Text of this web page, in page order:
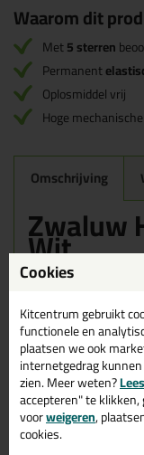
Waarom dit
Met5 sterren
Permanent
Oplosmiddel vrij
Hoge
Omschrijving
Zwaluw
Wit
Zoek je kit in een
toepassingen. Een
verwerken is.
gegarandeerd een
in kleur Wit vandaag
morgen in huis.
Wil je meer weten
product?Lees alles
Cookies
Kitcentrum gebruikt
functionele en
plaatsen we ook
internetgedrag
zien. Meer weten?
accepteren" te
voorweigeren,
cookies.